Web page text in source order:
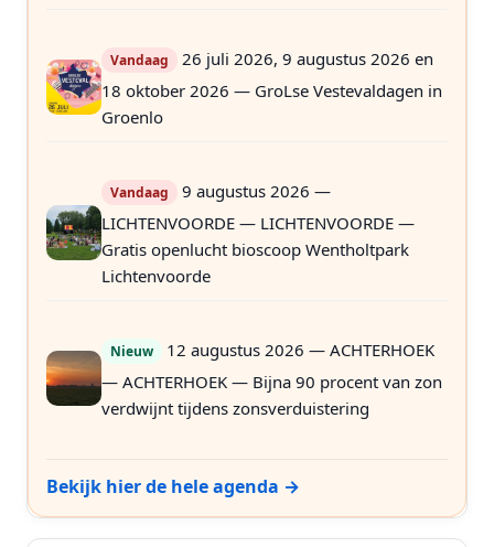
Vandaag
26 juli 2026, 9 augustus 2026 en
18 oktober 2026 — GroLse Vestevaldagen in
Groenlo
Vandaag
9 augustus 2026 —
LICHTENVOORDE — LICHTENVOORDE —
Gratis openlucht bioscoop Wentholtpark
Lichtenvoorde
Nieuw
12 augustus 2026 — ACHTERHOEK
— ACHTERHOEK — Bijna 90 procent van zon
verdwijnt tijdens zonsverduistering
Bekijk hier de hele agenda →